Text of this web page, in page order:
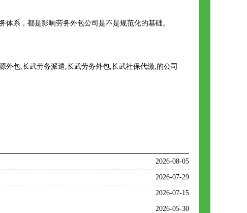
体系，都是影响劳务外包公司是不是规范化的基础。
包,长武劳务派遣,长武劳务外包,长武社保代缴,的公司
2026-08-05
2026-07-29
2026-07-15
2026-05-30